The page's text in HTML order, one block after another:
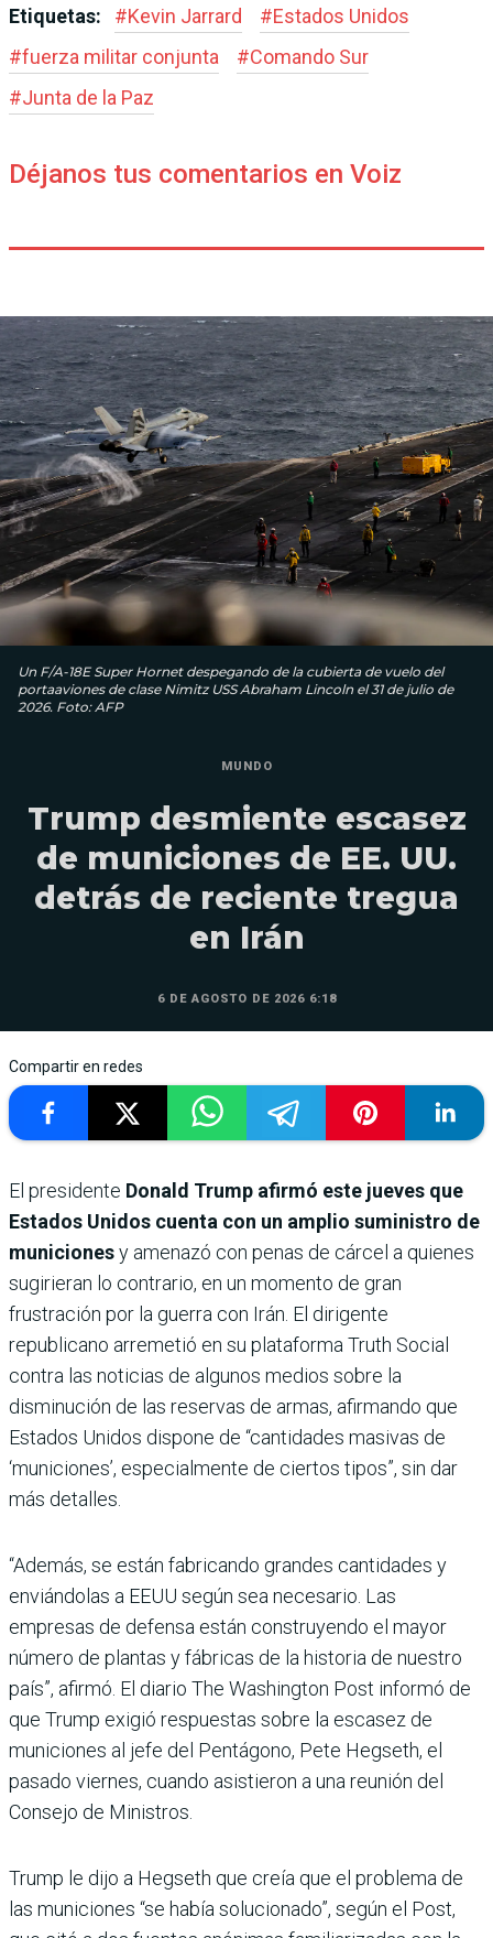
Etiquetas: #Kevin Jarrard #Estados Unidos
#fuerza militar conjunta #Comando Sur
#Junta de la Paz
Déjanos tus comentarios en Voiz
Un F/A-18E Super Hornet despegando de la cubierta de vuelo del
portaaviones de clase Nimitz USS Abraham Lincoln el 31 de julio de
2026. Foto: AFP
MUNDO
Trump desmiente escasez
de municiones de EE. UU.
detrás de reciente tregua
en Irán
6 DE AGOSTO DE 2026 6:18
Compartir en redes
El presidente Donald Trump afirmó este jueves que
Estados Unidos cuenta con un amplio suministro de
municionesy amenazó con penas de cárcel a quienes
sugirieran lo contrario, en un momento de gran
frustración por la guerra con Irán. El dirigente
republicano arremetió en su plataforma Truth Social
contra las noticias de algunos medios sobre la
disminución de las reservas de armas, afirmando que
Estados Unidos dispone de “cantidades masivas de
‘municiones’, especialmente de ciertos tipos”, sin dar
más detalles.
“Además, se están fabricando grandes cantidades y
enviándolas a EEUU según sea necesario. Las
empresas de defensa están construyendo el mayor
número de plantas y fábricas de la historia de nuestro
país”, afirmó. El diario The Washington Post informó de
que Trump exigió respuestas sobre la escasez de
municiones al jefe del Pentágono, Pete Hegseth, el
pasado viernes, cuando asistieron a una reunión del
Consejo de Ministros.
Trump le dijo a Hegseth que creía que el problema de
las municiones “se había solucionado”, según el Post,